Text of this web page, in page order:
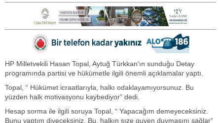
HP Milletvekili Hasan Topal, Aytuğ Türkkan'ın sunduğu Detay
programında partisi ve hükümetle ilgili önemli açıklamalar yaptı.
Topal, “ Hükümet icraatlarıyla, halkı odaklayamıyorsunuz. Bu
yüzden halk motivasyonu kaybediyor” dedi.
Hesap sorma ile ilgili soruya Topal, “ Yapacağım demeyeceksiniz.
Bunu yaptım diyeceksiniz. Bu, halkın sıze guven duymasını sağlar”